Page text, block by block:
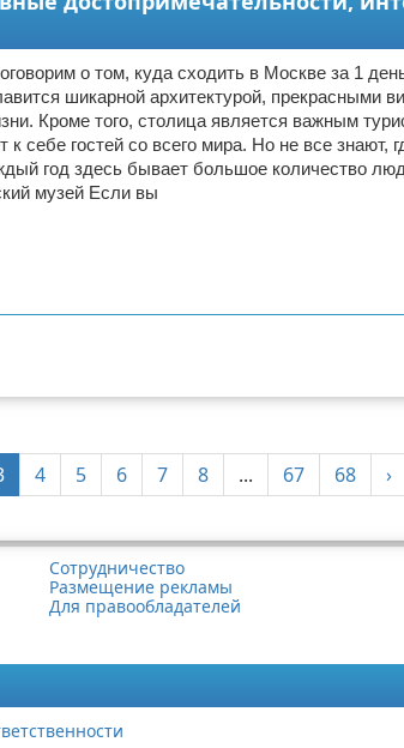
о том, куда сходить в Москве за 1
шикарной архитектурой, прекрасными
Кроме того, столица является важным
к себе гостей со всего мира. Но не все
год здесь бывает большое количество
музей Если вы
4 5 6 7 8 ... 67 68 ›
Сотрудничество
Размещение рекламы
Для правообладателей